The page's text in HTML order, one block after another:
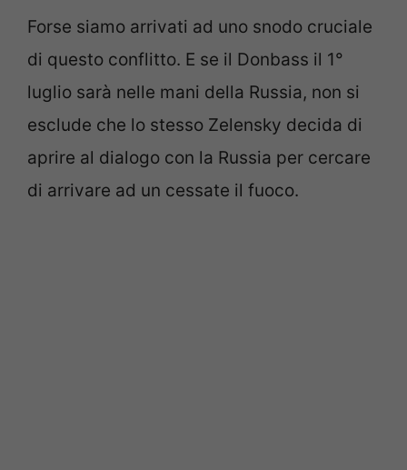
Forse siamo arrivati ad uno snodo cruciale
di questo conflitto. E se il Donbass il 1°
luglio sarà nelle mani della Russia, non si
esclude che lo stesso Zelensky decida di
aprire al dialogo con la Russia per cercare
di arrivare ad un cessate il fuoco.